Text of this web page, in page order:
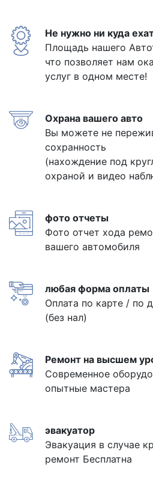
Не нужно ни куда
Площадь нашего
что позволяет нам
услуг в одном месте!
Охрана вашего авто
Вы можете не
сохранность
(нахождение под
охраной и видео
фото отчеты
Фото отчет хода
вашего автомобиля
любая форма оплаты
Оплата по карте / по
(без нал)
Ремонт на высшем
Современное
опытные мастера
эвакуатор
Эвакуация в случае
ремонт Бесплатна